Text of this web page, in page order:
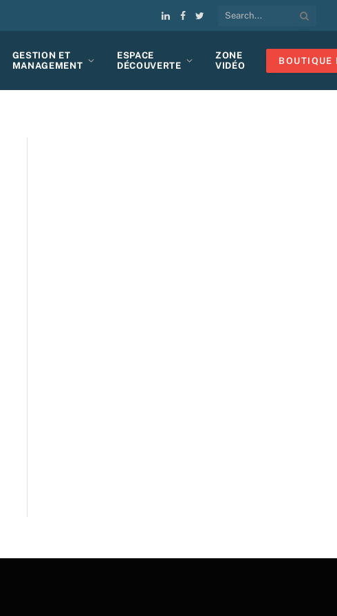
LinkedIn
Facebook
Twitter
GESTION ET
MANAGEMENT
ESPACE
DÉCOUVERTE
ZONE
VIDÉO
BOUTIQUE